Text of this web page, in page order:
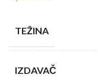
TEŽINA
IZDAVAČ